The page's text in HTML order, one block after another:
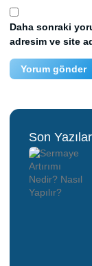
Daha sonraki
adresim ve site
Son Yazılar